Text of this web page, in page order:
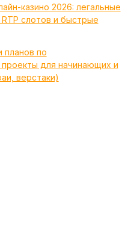
казино 2026: легальные
слотов и быстрые
планов по
для начинающих и
верстаки)